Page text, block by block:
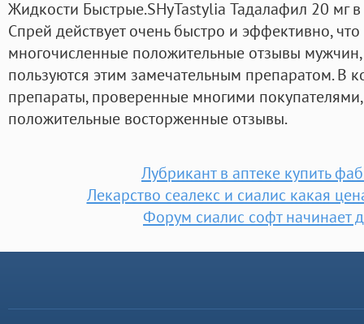
Жидкости Быстрые.SHyTastylia Тадалафил 20 мг
Спрей действует очень быстро и эффективно,
многочисленные положительные отзывы
пользуются этим замечательным препаратом. В
препараты, проверенные многими
положительные восторженные отзывы.
Лубрикант в аптеке купить
Лекарство сеалекс и сиалис какая
Форум сиалис софт начинает